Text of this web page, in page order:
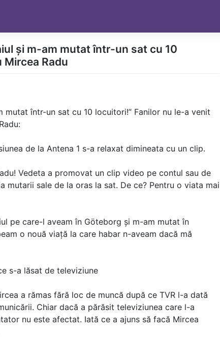
și m-am mutat într-un sat cu 10
Radu
într-un sat cu 10 locuitori!” Fanilor nu le-a venit
de la Antena 1 s-a relaxat dimineata cu un clip.
Vedeta a promovat un clip video pe contul sau de
mutarii sale de la oras la sat. De ce? Pentru o viata mai
pe care-l aveam în Göteborg și m-am mutat în
o nouă viață la care habar n-aveam dacă mă
s-a lăsat de televiziune
a rămas fără loc de muncă după ce TVR l-a dată
Chiar dacă a părăsit televiziunea care l-a
nu este afectat. Iată ce a ajuns să facă Mircea